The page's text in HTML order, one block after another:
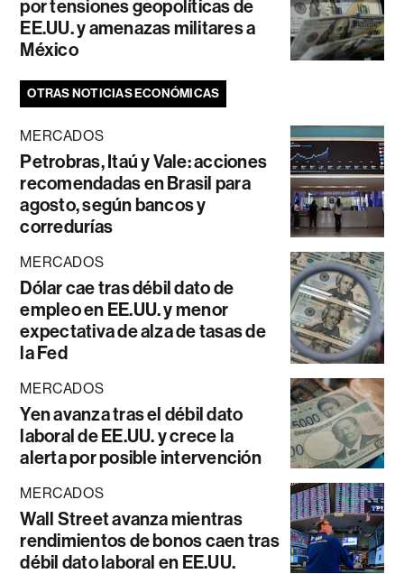
por tensiones geopolíticas de
EE.UU. y amenazas militares a
México
OTRAS NOTICIAS ECONÓMICAS
MERCADOS
Petrobras, Itaú y Vale: acciones
recomendadas en Brasil para
agosto, según bancos y
corredurías
MERCADOS
Dólar cae tras débil dato de
empleo en EE.UU. y menor
expectativa de alza de tasas de
la Fed
MERCADOS
Yen avanza tras el débil dato
laboral de EE.UU. y crece la
alerta por posible intervención
MERCADOS
Wall Street avanza mientras
rendimientos de bonos caen tras
débil dato laboral en EE.UU.